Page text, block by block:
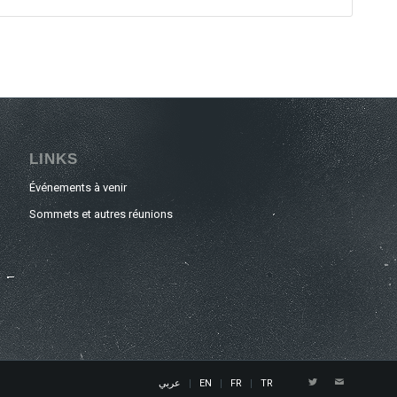
LINKS
Événements à venir
Sommets et autres réunions
عربي EN FR TR